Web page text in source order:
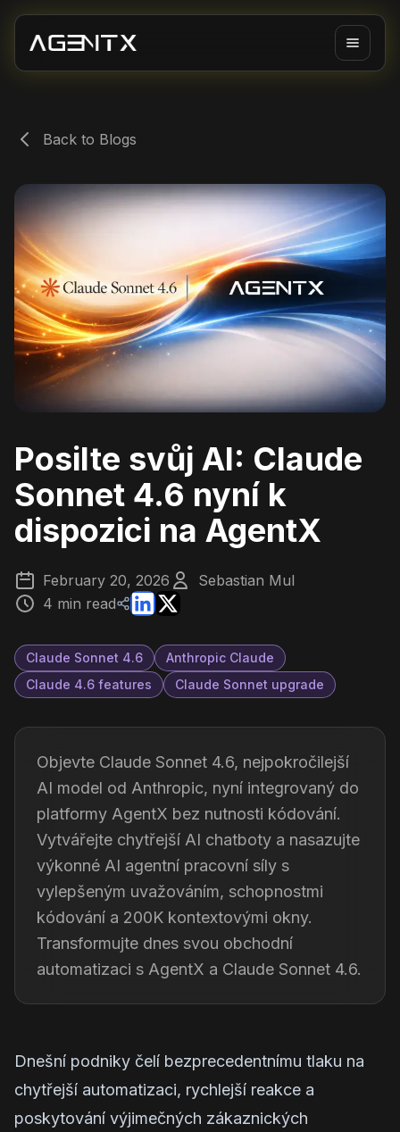
Back to Blogs
Posilte svůj AI: Claude
Sonnet 4.6 nyní k
dispozici na AgentX
February 20, 2026
Sebastian Mul
4 min read
Claude Sonnet 4.6
Anthropic Claude
Claude 4.6 features
Claude Sonnet upgrade
Objevte Claude Sonnet 4.6, nejpokročilejší
AI model od Anthropic, nyní integrovaný do
platformy AgentX bez nutnosti kódování.
Vytvářejte chytřejší AI chatboty a nasazujte
výkonné AI agentní pracovní síly s
vylepšeným uvažováním, schopnostmi
kódování a 200K kontextovými okny.
Transformujte dnes svou obchodní
automatizaci s AgentX a Claude Sonnet 4.6.
Dnešní podniky čelí bezprecedentnímu tlaku na
chytřejší automatizaci, rychlejší reakce a
poskytování výjimečných zákaznických